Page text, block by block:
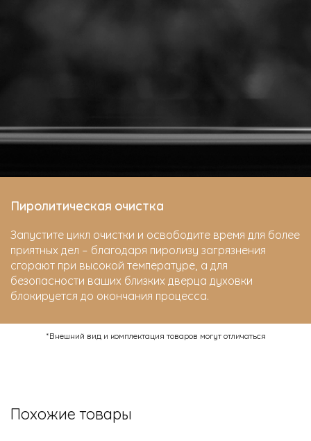
Пиролитическая очистка
Запустите цикл очистки и освободите время для более
приятных дел – благодаря пиролизу загрязнения
сгорают при высокой температуре, а для
безопасности ваших близких дверца духовки
блокируется до окончания процесса.
*Внешний вид и комплектация товаров могут отличаться
Похожие товары